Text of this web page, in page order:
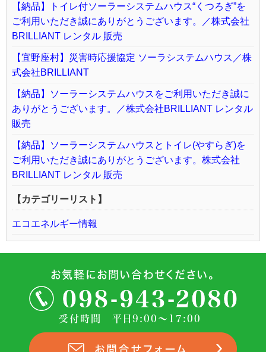
【納品】トイレ付ソーラーシステムハウス“くつろぎ”を
ご利用いただき誠にありがとうございます。／株式会社
BRILLIANT レンタル 販売
【宜野座村】災害時応援協定 ソーラシステムハウス／株
式会社BRILLIANT
【納品】ソーラーシステムハウスをご利用いただき誠に
ありがとうございます。／株式会社BRILLIANT レンタル
販売
【納品】ソーラーシステムハウスとトイレ(やすらぎ)を
ご利用いただき誠にありがとうございます。株式会社
BRILLIANT レンタル 販売
【カテゴリーリスト】
エコエネルギー情報
お気軽にお問い合わせください。
受付時間 平日9:00～17:00